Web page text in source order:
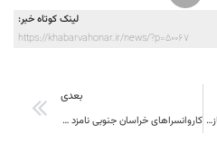
لینک کوتاه خبر:
https://khabarvahonar.ir/news/?p=50067
مسیر طرح فرزان بیرجند به‌زودی بازگشایی می‌شود
بعدی
کاروانسراهای خراسان جنوبی نامزد ثبت میراث جهانی شد